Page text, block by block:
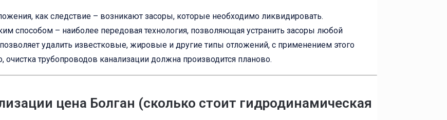
как следствие – возникают засоры, которые необходимо ликвидировать.
способом – наиболее передовая технология, позволяющая устранить засоры любой
удалить известковые, жировые и другие типы отложений, с применением этого
трубопроводов канализации должна производится планово.
цена Болган (сколько стоит гидродинамическая